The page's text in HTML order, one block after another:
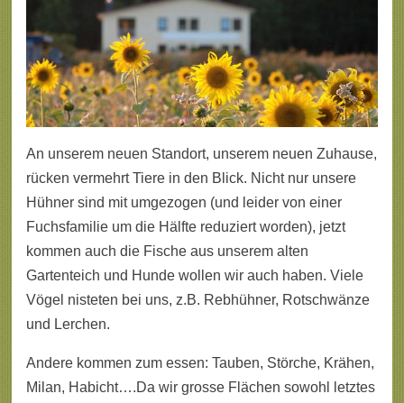
An unserem neuen Standort, unserem neuen Zuhause,
rücken vermehrt Tiere in den Blick. Nicht nur unsere
Hühner sind mit umgezogen (und leider von einer
Fuchsfamilie um die Hälfte reduziert worden), jetzt
kommen auch die Fische aus unserem alten
Gartenteich und Hunde wollen wir auch haben. Viele
Vögel nisteten bei uns, z.B. Rebhühner, Rotschwänze
und Lerchen.
Andere kommen zum essen: Tauben, Störche, Krähen,
Milan, Habicht….Da wir grosse Flächen sowohl letztes